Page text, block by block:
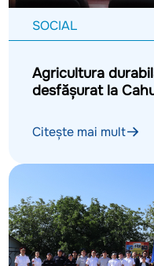
SOCIAL
Agricultura
desfășurat la
Citește mai mult